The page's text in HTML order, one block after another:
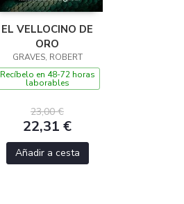
EL VELLOCINO DE
ORO
GRAVES, ROBERT
Recíbelo en 48-72 horas
laborables
23,00 €
22,31 €
Añadir a cesta